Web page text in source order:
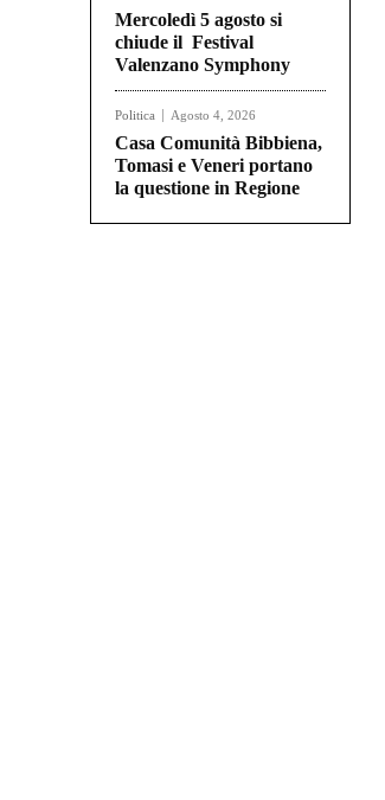
Mercoledì 5 agosto si
chiude il Festival
Valenzano Symphony
Politica Agosto 4, 2026
Casa Comunità Bibbiena,
Tomasi e Veneri portano
la questione in Regione